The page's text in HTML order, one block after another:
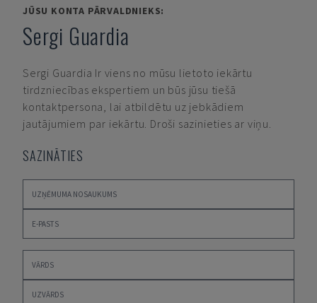
JŪSU KONTA PĀRVALDNIEKS:
Sergi Guardia
Sergi Guardia Ir viens no mūsu lietoto iekārtu
tirdzniecības ekspertiem un būs jūsu tiešā
kontaktpersona, lai atbildētu uz jebkādiem
jautājumiem par iekārtu. Droši sazinieties ar viņu.
SAZINĀTIES